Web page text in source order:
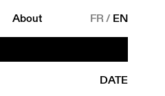
About FR/ EN
DATE